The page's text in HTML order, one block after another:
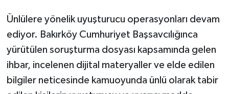
Ünlülere yönelik uyuşturucu operasyonları devam
ediyor. Bakırköy Cumhuriyet Başsavcılığınca
yürütülen soruşturma dosyası kapsamında gelen
ihbar, incelenen dijital materyaller ve elde edilen
bilgiler neticesinde kamuoyunda ünlü olarak tabir